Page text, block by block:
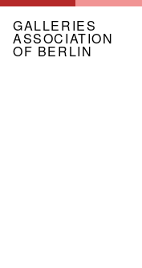
Skip
main
content
GALLERIES
ASSOCIATION
OF BERLIN